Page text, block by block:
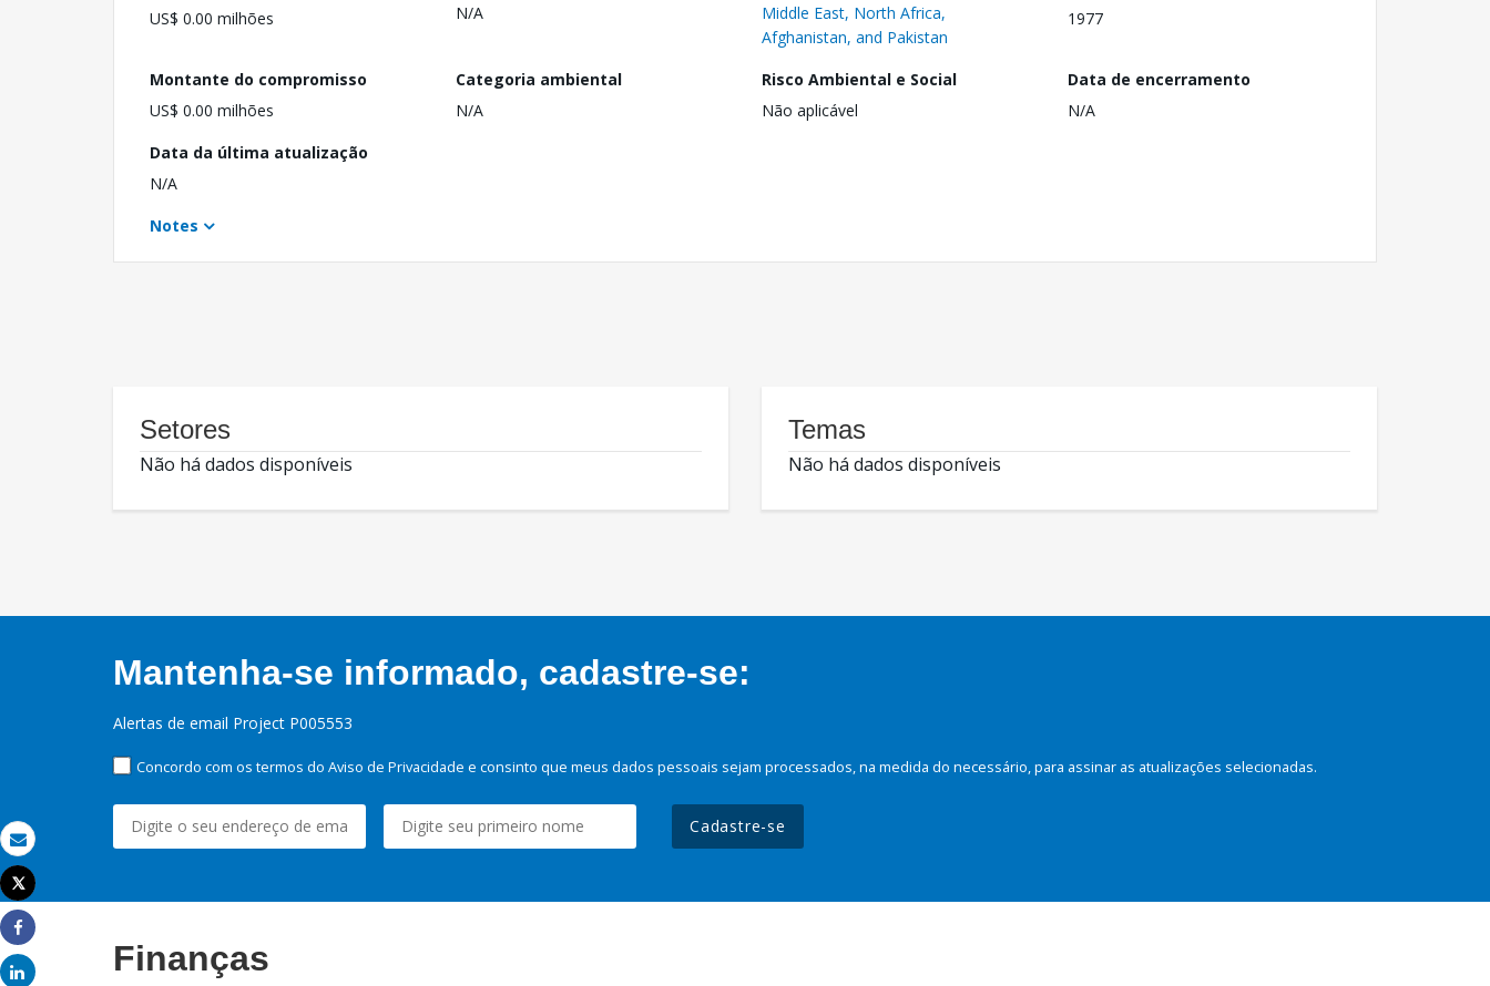
Email
Imprimir
Tweet
Share
Share
US$ 0.00 milhões
N/A
Middle East, North Africa,
Afghanistan, and Pakistan
1977
Montante do compromisso
US$ 0.00 milhões
Categoria ambiental
N/A
Risco Ambiental e Social
Não aplicável
Data de encerramento
N/A
Data da última atualização
N/A
Notes
Setores
Não há dados disponíveis
Temas
Não há dados disponíveis
Mantenha-se informado, cadastre-se:
Alertas de email Project P005553
Concordo com os termos do Aviso de Privacidade e consinto que meus dados pessoais sejam processados, na medida do necessário, para assinar as atualizações selecionadas.
Cadastre-se
Finanças